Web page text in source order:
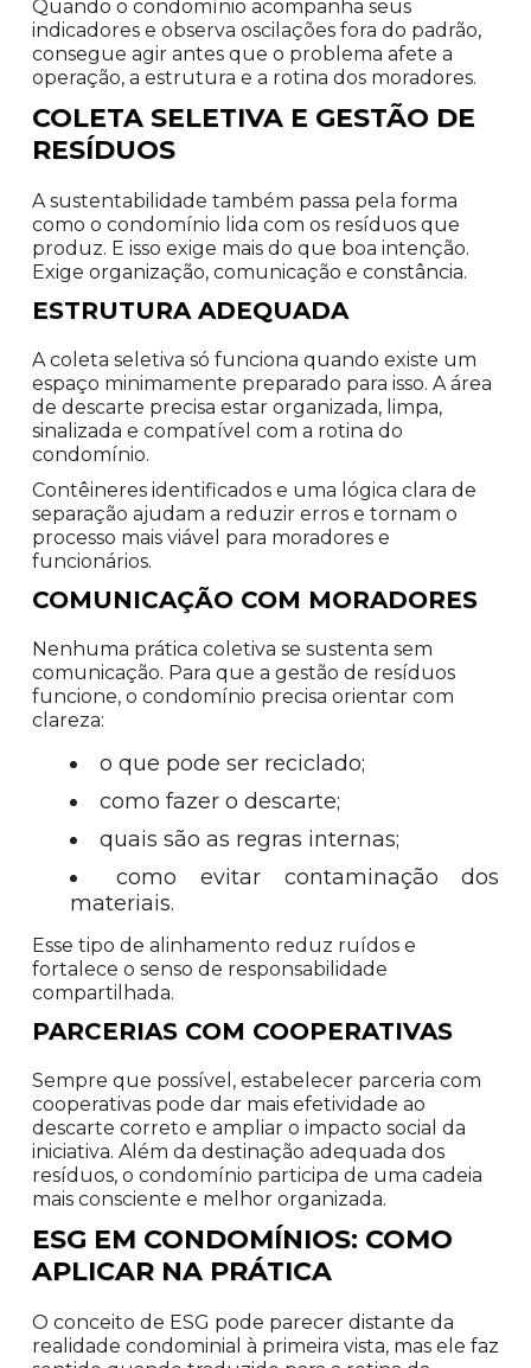
Quando o condomínio acompanha seus
indicadores e observa oscilações fora do padrão,
consegue agir antes que o problema afete a
operação, a estrutura e a rotina dos moradores.
COLETA SELETIVA E GESTÃO DE
RESÍDUOS
A sustentabilidade também passa pela forma
como o condomínio lida com os resíduos que
produz. E isso exige mais do que boa intenção.
Exige organização, comunicação e constância.
ESTRUTURA ADEQUADA
A coleta seletiva só funciona quando existe um
espaço minimamente preparado para isso. A área
de descarte precisa estar organizada, limpa,
sinalizada e compatível com a rotina do
condomínio.
Contêineres identificados e uma lógica clara de
separação ajudam a reduzir erros e tornam o
processo mais viável para moradores e
funcionários.
COMUNICAÇÃO COM MORADORES
Nenhuma prática coletiva se sustenta sem
comunicação. Para que a gestão de resíduos
funcione, o condomínio precisa orientar com
clareza:
o que pode ser reciclado;
como fazer o descarte;
quais são as regras internas;
como evitar contaminação dos
materiais.
Esse tipo de alinhamento reduz ruídos e
fortalece o senso de responsabilidade
compartilhada.
PARCERIAS COM COOPERATIVAS
Sempre que possível, estabelecer parceria com
cooperativas pode dar mais efetividade ao
descarte correto e ampliar o impacto social da
iniciativa. Além da destinação adequada dos
resíduos, o condomínio participa de uma cadeia
mais consciente e melhor organizada.
ESG EM CONDOMÍNIOS: COMO
APLICAR NA PRÁTICA
O conceito de ESG pode parecer distante da
realidade condominial à primeira vista, mas ele faz